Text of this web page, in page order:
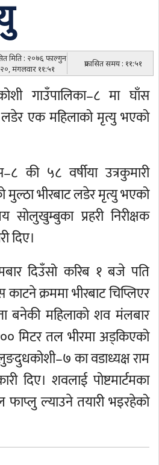
मिति : २०७६ फाल्गुन
२०, मंगलवार ११:५१
प्रकासित समय : ११:५१
गाउँपालिका–८ मा घाँस
लडेर एक महिलाको मृत्यु भएको
की ५८ वर्षीया उत्रकुमारी
मुल्ठा भीरबाट लडेर मृत्यु भएको
सोलुखुम्बुका प्रहरी निरीक्षक
दिए।
दिउँसो करिब १ बजे पति
क्रममा भीरबाट चिप्लिएर
बनेकी महिलाको शव मंलबार
मिटर तल भीरमा अड्किएको
का वडाध्यक्ष राम
दिए। शवलाई पोष्टमार्टमका
फाप्लु ल्याउने तयारी भइरहेको